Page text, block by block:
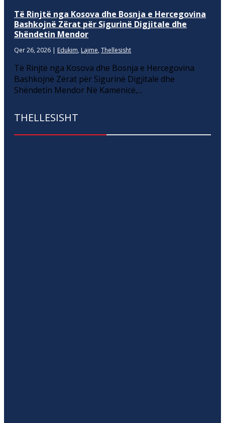
Të Rinjtë nga Kosova dhe Bosnja e Hercegovina
Bashkojnë Zërat për Sigurinë Digjitale dhe
Shëndetin Mendor
Qer 26, 2026 | Edukim, Lajme, Thellesisht
Të Rinjtë nga Kosova dhe Bosnja e Hercegovina
Bashkojnë Zërat për Sigurinë Digjitale dhe
Shëndetin Mendor Në Kamenicë,...
THELLESISHT